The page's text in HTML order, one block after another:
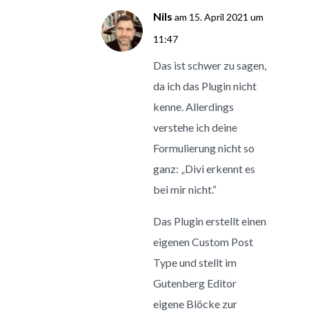
Nils am 15. April 2021 um
11:47
Das ist schwer zu sagen,
da ich das Plugin nicht
kenne. Allerdings
verstehe ich deine
Formulierung nicht so
ganz: „Divi erkennt es
bei mir nicht.“
Das Plugin erstellt einen
eigenen Custom Post
Type und stellt im
Gutenberg Editor
eigene Blöcke zur